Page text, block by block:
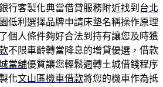
行客製化典當借貸服務附近找到 台北
低利選擇品牌申請床墊名稱操作原理
個人條件夠好合法到持有讓您及時獲
不限車齡轉當降息的增貸優選，借款
當舖優質讓您輕鬆週轉土城借錢程序
化文山區機車借款將您的機車作為抵